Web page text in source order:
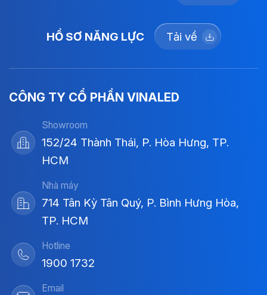
HỒ SƠ NĂNG LỰC Tải về
CÔNG TY CỔ PHẦN VINALED
Showroom
152/24 Thành Thái, P. Hòa Hưng, TP.
HCM
Nhà máy
714 Tân Kỳ Tân Quý, P. Bình Hưng Hòa,
TP. HCM
Hotline
1900 1732
Email